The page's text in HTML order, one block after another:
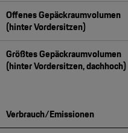
Offenes Gepäckraumvolumen
(hinter Vordersitzen)
Größtes Gepäckraumvolumen
(hinter Vordersitzen, dachhoch)
Verbrauch/Emissionen